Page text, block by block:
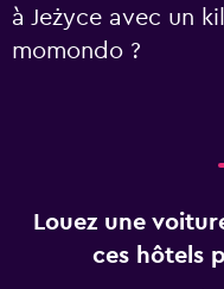
à Jeżyce avec un
momondo ?
Louez une
ces hôtels